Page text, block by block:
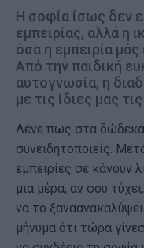
Η σοφία ίσως δεν
εμπειρίας, αλλά η
όσα η εμπειρία
Από την παιδική
αυτογνωσία, η
με τις ίδιες μας
Λένε πως στα
συνειδητοποιείς.
εμπειρίες σε κάνουν
μια μέρα, αν σου
να το
μήνυμα ότι τώρα